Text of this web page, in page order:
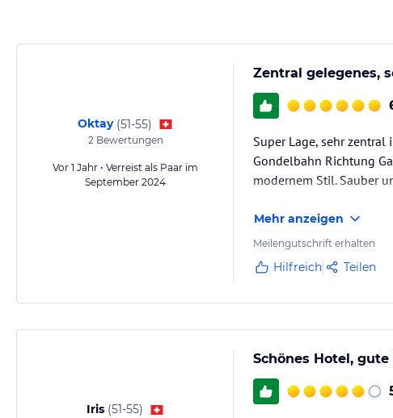
jeweiligen Veranstalters.
Oktay (51-55)
2Bewertungen
Vor 1 Jahr • Verreist als Paar im
September 2024
Zentral gelegenes,
Super Lage, sehr zentral
Gondelbahn Richtung
modernem Stil. Sauber
Mehr anzeigen
Meilengutschrift erhalten
Hilfreich Teilen
Iris (51-55)
Schönes Hotel,